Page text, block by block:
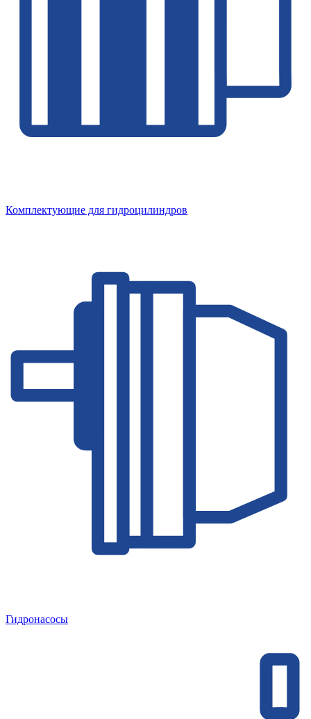
Комплектующие для гидроцилиндров
Гидронасосы